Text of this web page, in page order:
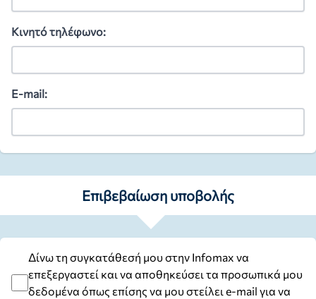
Κινητό τηλέφωνο:
E-mail:
Επιβεβαίωση υποβολής
Δίνω τη συγκατάθεσή μου στην Infomax να
επεξεργαστεί και να αποθηκεύσει τα προσωπικά μου
δεδομένα όπως επίσης να μου στείλει e-mail για να